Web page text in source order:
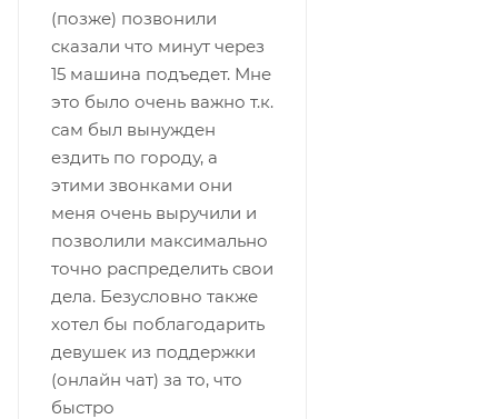
(позже) позвонили
сказали что минут через
15 машина подъедет. Мне
это было очень важно т.к.
сам был вынужден
ездить по городу, а
этими звонками они
меня очень выручили и
позволили максимально
точно распределить свои
дела. Безусловно также
хотел бы поблагодарить
девушек из поддержки
(онлайн чат) за то, что
быстро